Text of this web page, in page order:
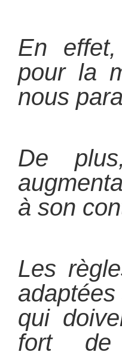
En
pour la
nous
De
à son
Les
qui
fort de